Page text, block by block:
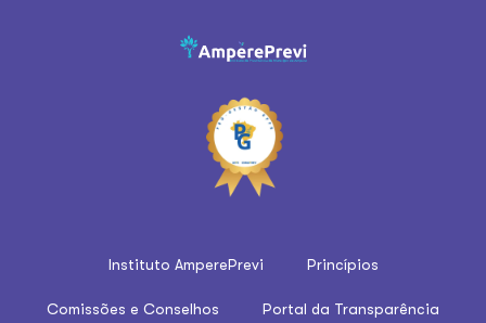
Instituto AmperePrevi Princípios
Comissões e Conselhos Portal da Transparência